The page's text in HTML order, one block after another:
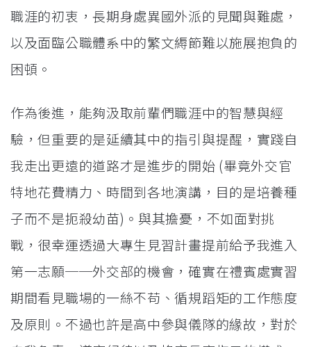
職涯的初衷，長期身處異國外派的見聞與難處，
以及面臨公職體系中的繁文縟節難以施展抱負的
困頓。
作為後進，能夠汲取前輩們職涯中的智慧與經
驗，但重要的是延續其中的指引與提醒，實踐自
我走出更遠的道路才是進步的開始 (畢竟外交官
特地花費精力、時間到各地演講，目的是培養種
子而不是扼殺幼苗)。與其擔憂，不如面對挑
戰，很幸運透過大專生見習計畫提前給予我進入
第一志願──外交部的機會，確實在禮賓處實習
期間看見職場的一絲不苟、循規蹈矩的工作態度
及原則。不過也許是高中參與儀隊的緣故，對於